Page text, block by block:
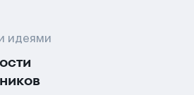
идеями